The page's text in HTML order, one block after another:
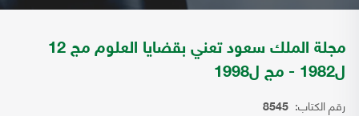
مجلة الملك سعود تعني بقضايا العلوم مج 12
ل1982 - مج ل1998
رقم الكتاب: 8545